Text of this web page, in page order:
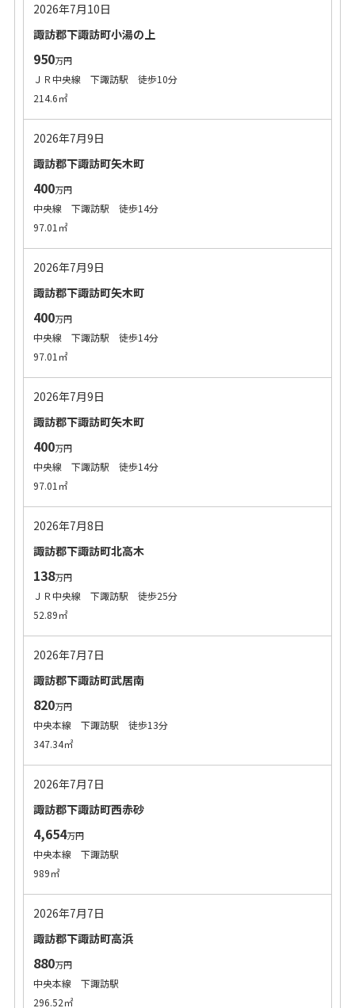
2026年7月10日
諏訪郡下諏訪町小湯の上
950万円
ＪＲ中央線 下諏訪駅 徒歩10分
214.6㎡
2026年7月9日
諏訪郡下諏訪町矢木町
400万円
中央線 下諏訪駅 徒歩14分
97.01㎡
2026年7月9日
諏訪郡下諏訪町矢木町
400万円
中央線 下諏訪駅 徒歩14分
97.01㎡
2026年7月9日
諏訪郡下諏訪町矢木町
400万円
中央線 下諏訪駅 徒歩14分
97.01㎡
2026年7月8日
諏訪郡下諏訪町北高木
138万円
ＪＲ中央線 下諏訪駅 徒歩25分
52.89㎡
2026年7月7日
諏訪郡下諏訪町武居南
820万円
中央本線 下諏訪駅 徒歩13分
347.34㎡
2026年7月7日
諏訪郡下諏訪町西赤砂
4,654万円
中央本線 下諏訪駅
989㎡
2026年7月7日
諏訪郡下諏訪町高浜
880万円
中央本線 下諏訪駅
296.52㎡